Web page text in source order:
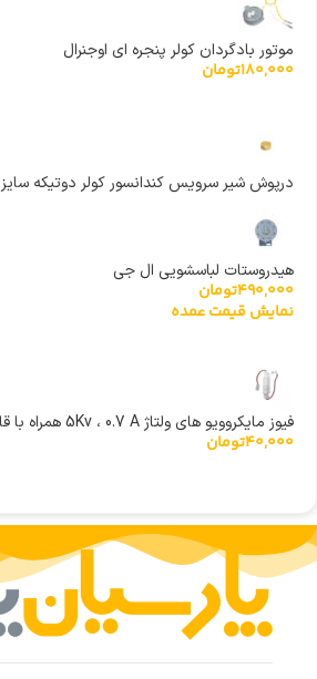
موتور بادگردان کولر پنجره ای اوجنرال
180,000تومان
درپوش شیر سرویس کندانسور کولر دوتیکه سایز 3/4 اینچ
هیدروستات لباسشویی ال جی
490,000تومان
نمایش قیمت عمده
فیوز مایکروویو های ولتاژ 5Kv ، 0.7 A همراه با قاب
40,000تومان